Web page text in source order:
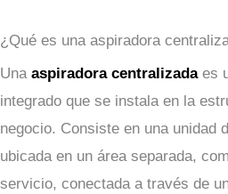
¿Qué es una aspiradora
Una aspiradora centralizadaes
integrado que se instala en la
negocio. Consiste en una unidad
ubicada en un área separada,
servicio, conectada a través de